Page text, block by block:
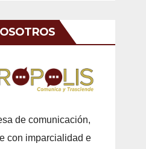
de comunicación,
con imparcialidad e